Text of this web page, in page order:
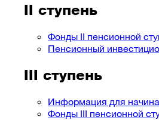
II ступень
Фонды II пенсионной
Пенсионный
III ступень
Информация для
Фонды III пенсионной